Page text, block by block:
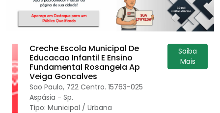
Creche Escola Municipal De
Educacao Infantil E Ensino
Fundamental Rosangela Ap
Veiga Goncalves
Sao Paulo, 722 Centro. 15763-025
Aspásia - Sp.
Tipo: Municipal / Urbana
Saiba
Mais